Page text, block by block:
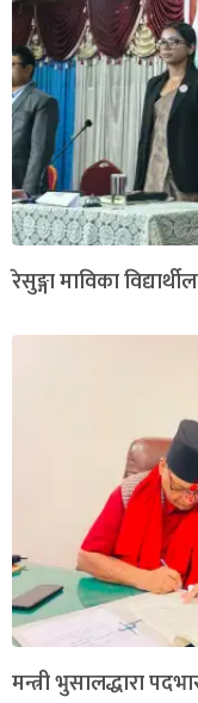
रेसुङ्गा माविका
मन्त्री भुसालद्धारा